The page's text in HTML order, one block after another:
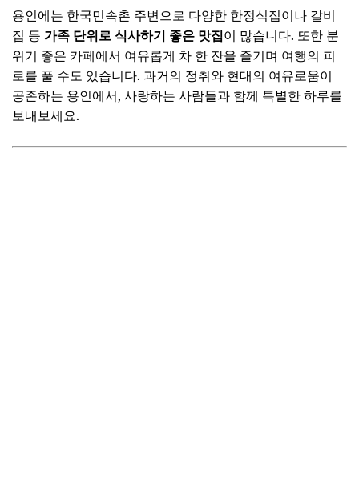
용인에는 한국민속촌 주변으로 다양한 한정식집이나 갈비
집 등 가족 단위로 식사하기 좋은 맛집이 많습니다. 또한 분
위기 좋은 카페에서 여유롭게 차 한 잔을 즐기며 여행의 피
로를 풀 수도 있습니다. 과거의 정취와 현대의 여유로움이
공존하는 용인에서, 사랑하는 사람들과 함께 특별한 하루를
보내보세요.